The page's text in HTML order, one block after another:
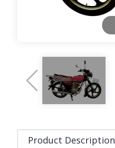
Product Description